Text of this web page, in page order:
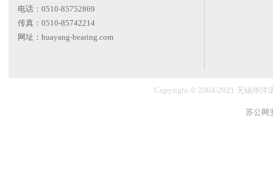
电话：0510-85752869
传真：0510-85742214
网址：huayang-bearing.com
Copyright © 2004-2021 无锡华洋
苏公网